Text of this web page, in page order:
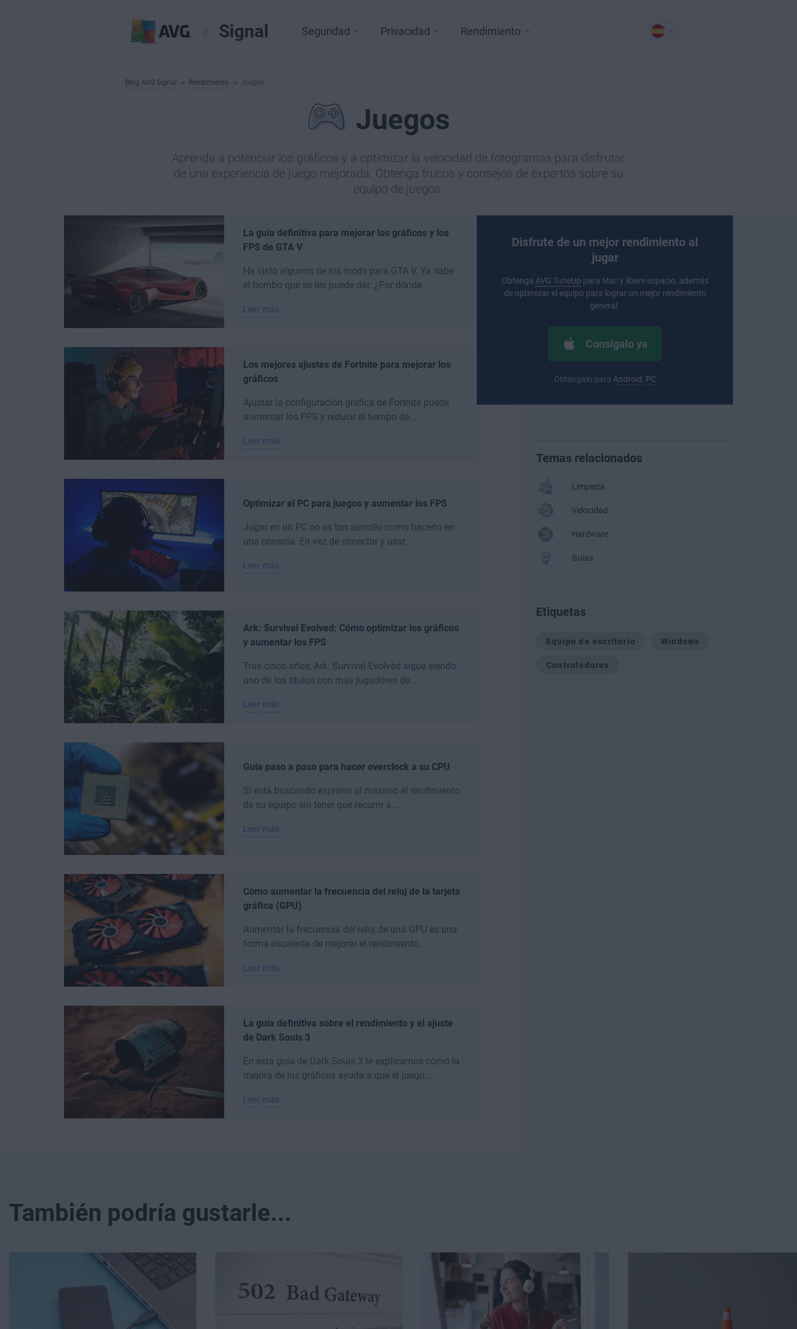
Signal Seguridad Privacidad Rendimiento
Blog AVG Signal Rendimiento Juegos
Juegos
Aprenda a potenciar los gráficos y a optimizar la velocidad de fotogramas para disfrutar
de una experiencia de juego mejorada. Obtenga trucos y consejos de expertos sobre su
equipo de juegos.
La guía definitiva para mejorar los gráficos y los
FPS de GTA V
Ha visto algunos de los mods para GTA V. Ya sabe
el bombo que se les puede dar. ¿Por dónde...
Leer más
Los mejores ajustes de Fortnite para mejorar los
gráficos
Ajustar la configuración gráfica de Fortnite puede
aumentar los FPS y reducir el tiempo de...
Leer más
Optimizar el PC para juegos y aumentar los FPS
Jugar en un PC no es tan sencillo como hacerlo en
una consola. En vez de conectar y usar,...
Leer más
Ark: Survival Evolved: Cómo optimizar los gráficos
y aumentar los FPS
Tras cinco años, Ark: Survival Evolved sigue siendo
uno de los títulos con más jugadores de...
Leer más
Guía paso a paso para hacer overclock a su CPU
Si está buscando exprimir al máximo el rendimiento
de su equipo sin tener que recurrir a...
Leer más
Cómo aumentar la frecuencia del reloj de la tarjeta
gráfica (GPU)
Aumentar la frecuencia del reloj de una GPU es una
forma excelente de mejorar el rendimiento...
Leer más
La guía definitiva sobre el rendimiento y el ajuste
de Dark Souls 3
En esta guía de Dark Souls 3 te explicamos cómo la
mejora de los gráficos ayuda a que el juego...
Leer más
Disfrute de un mejor rendimiento al
jugar
Obtenga AVG TuneUp para Mac y libere espacio, además
de optimizar el equipo para lograr un mejor rendimiento
general.
Consígalo ya
Obténgalo para Android PC
Temas relacionados
Limpieza
Velocidad
Hardware
Guías
Etiquetas
Equipo de escritorio Windows
Controladores
También podría gustarle...